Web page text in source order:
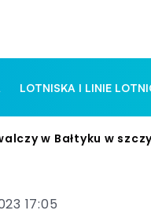
LOTNISKA I LINIE
w Bałtyku w
17:05